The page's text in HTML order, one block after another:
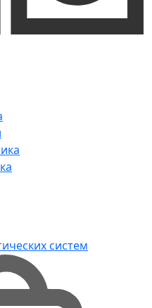
систем